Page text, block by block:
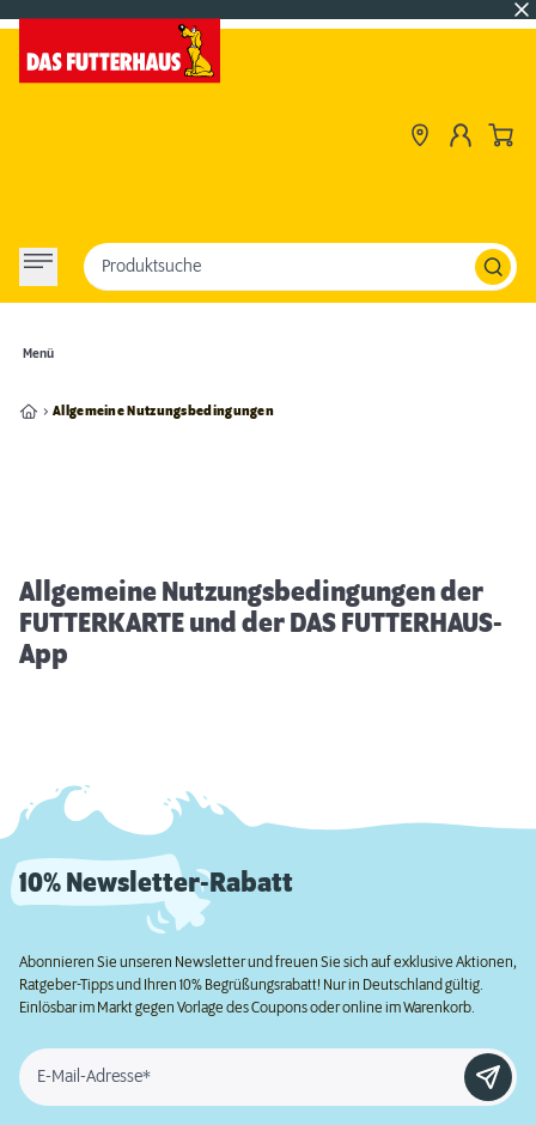
Menü
Produktsuche
Allgemeine Nutzungsbedingungen
Allgemeine Nutzungsbedingungen der
FUTTERKARTE und der DAS FUTTERHAUS-
App
10% Newsletter-Rabatt
Abonnieren Sie unseren Newsletter und freuen Sie sich auf exklusive Aktionen,
Ratgeber-Tipps und Ihren 10% Begrüßungsrabatt! Nur in Deutschland gültig.
Einlösbar im Markt gegen Vorlage des Coupons oder online im Warenkorb.
E-Mail-Adresse*